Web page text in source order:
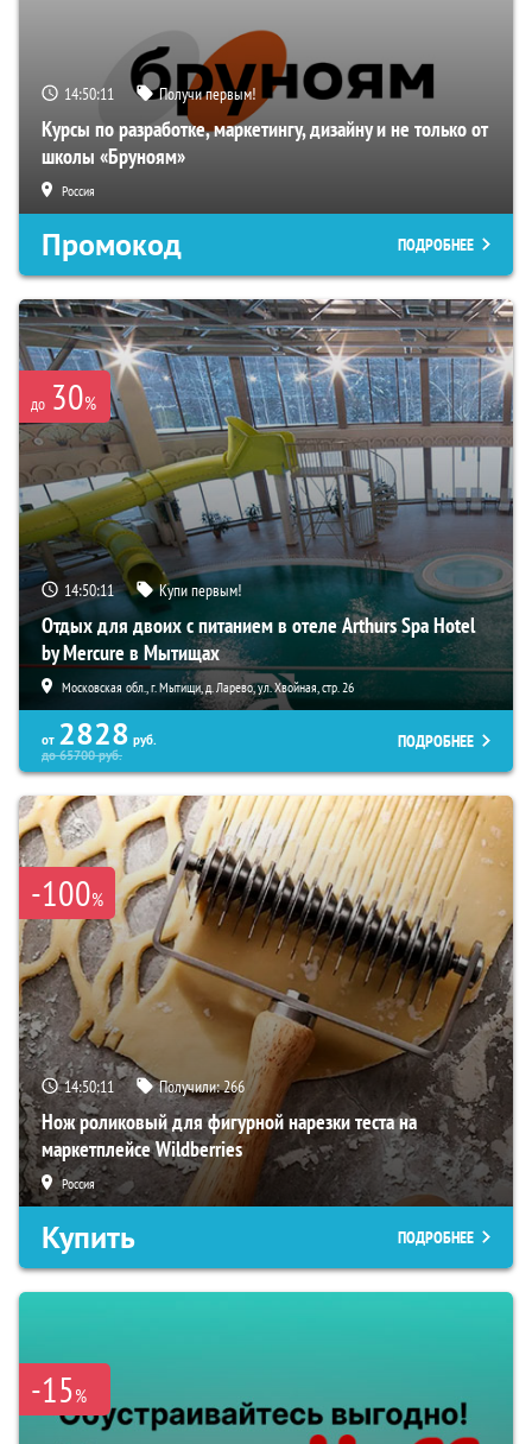
14:50:10 Получи первым!
Курсы по разработке, маркетингу, дизайну и не только от
школы «Бруноям»
Россия
Промокод ПОДРОБНЕЕ
до 30%
14:50:10 Купи первым!
Отдых для двоих с питанием в отеле Arthurs Spa Hotel
by Mercure в Мытищах
Московская обл., г. Мытищи, д. Ларево, ул. Хвойная, стр. 26
от 2828 руб.
до65700руб.
ПОДРОБНЕЕ
-100%
14:50:10 Получили:266
Нож роликовый для фигурной нарезки теста на
маркетплейсе Wildberries
Россия
Купить ПОДРОБНЕЕ
-15%